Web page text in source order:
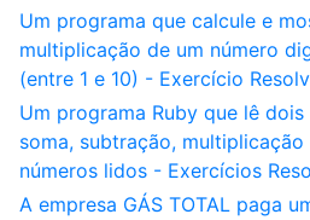
Um programa que calcule e
multiplicação de um número
(entre 1 e 10) - Exercício
Um programa Ruby que lê
soma, subtração,
números lidos - Exercícios
A empresa GÁS TOTAL paga